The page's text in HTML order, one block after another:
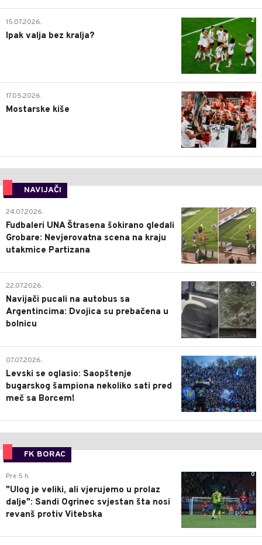
2
15.07.2026.
Ipak valja bez kralja?
0
17.05.2026.
Mostarske kiše
NAVIJAČI
0
24.07.2026.
Fudbaleri UNA Štrasena šokirano gledali
Grobare: Nevjerovatna scena na kraju
utakmice Partizana
0
22.07.2026.
Navijači pucali na autobus sa
Argentincima: Dvojica su prebačena u
bolnicu
1
07.07.2026.
Levski se oglasio: Saopštenje
bugarskog šampiona nekoliko sati pred
meč sa Borcem!
FK BORAC
0
Pre 5 h
"Ulog je veliki, ali vjerujemo u prolaz
dalje": Sandi Ogrinec svjestan šta nosi
revanš protiv Vitebska